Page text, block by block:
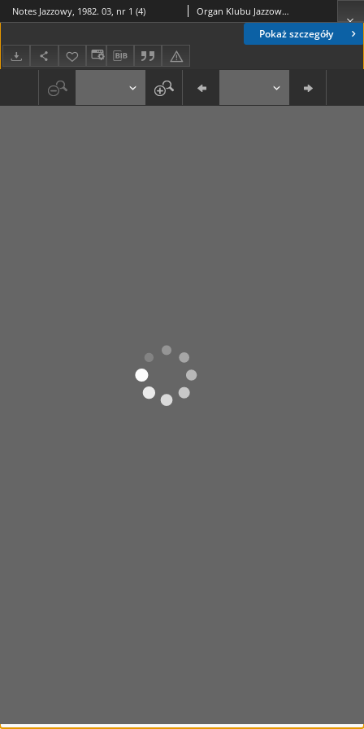
Pokaż szczegóły
Notes Jazzowy, 1982. 03, nr 1 (4) Organ Klubu Jazzowego "Rotunda"